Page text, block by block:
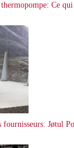
Ce
Jøtul